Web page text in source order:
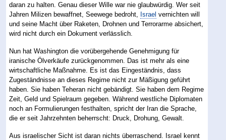
daran zu halten. Genau dieser Wille war nie glaubwürdig. Wer seit
Jahren Milizen bewaffnet, Seewege bedroht,
Israel vernichten will
und seine Macht über Raketen, Drohnen und Terrorarme absichert,
wird nicht durch ein Dokument verlässlich.
Nun hat Washington die vorübergehende Genehmigung für
iranische Ölverkäufe zurückgenommen. Das ist mehr als eine
wirtschaftliche Maßnahme. Es ist das Eingeständnis, dass
Zugeständnisse an dieses Regime nicht zur Mäßigung geführt
haben. Sie haben Teheran nicht gebändigt. Sie haben dem Regime
Zeit, Geld und Spielraum gegeben. Während westliche Diplomaten
noch an Formulierungen festhalten, spricht der Iran die Sprache,
die er seit Jahrzehnten beherrscht: Druck, Drohung, Gewalt.
Aus israelischer Sicht ist daran nichts überraschend. Israel kennt